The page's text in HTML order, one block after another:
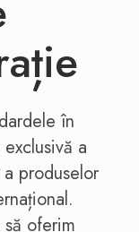
în
a
produselor
oferim